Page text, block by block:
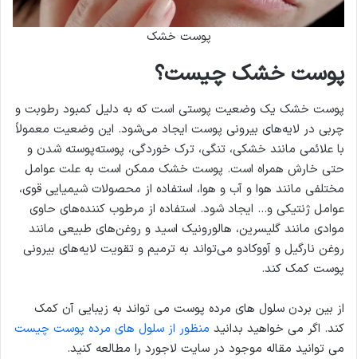
پوست خشک
پوست خشک چیست؟
پوست خشک یک وضعیت پوستی است که به دلیل کمبود رطوبت و
چربی در لایه‌های بیرونی پوست ایجاد می‌شود. این وضعیت معمولاً
با علائمی مانند خشکی، تنگی، ترک خوردگی، پوسته‌پوسته شدن و
حتی خارش همراه است. پوست خشک ممکن است به علت عوامل
مختلفی مانند هوا و آب و هوا، استفاده از محصولات شیمیایی قوی،
عوامل ژنتیکی و… ایجاد شود. استفاده از مرطوب کننده‌های حاوی
موادی مانند گلیسرین، هالورونیک اسید و روغن‌های طبیعی مانند
روغن نارگیل و آووکادو می‌تواند به ترمیم و تقویت لایه‌های بیرونی
پوست کمک کند.
از بین بردن سلول های مرده پوست می تواند به زیبایی آن کمک
کند. اگر می خواهید بدانید منظور از سلول های مرده پوست چیست
می توانید مقاله موجود در سایت لاجورد را مطالعه کنید.